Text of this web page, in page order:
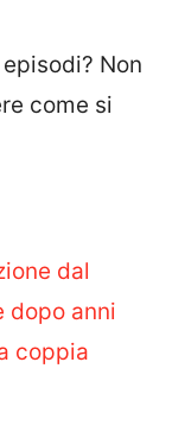
Non
come si
dal
dopo anni
coppia